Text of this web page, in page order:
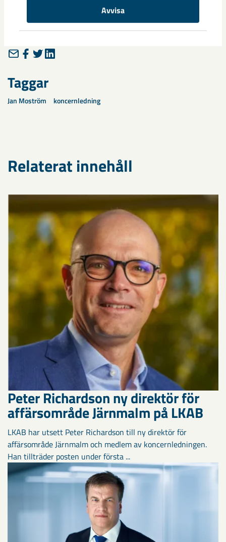
Avvisa
Dela
Taggar
Jan Moström koncernledning
Relaterat innehåll
Peter Richardson ny direktör för
affärsområde Järnmalm på LKAB
LKAB har utsett Peter Richardson till ny direktör för
affärsområde Järnmalm och medlem av koncernledningen.
Han tillträder posten under första ...